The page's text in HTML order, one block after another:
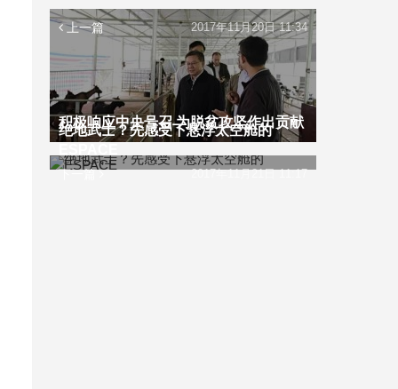
上一篇
积极响应中央号召 为脱贫攻坚作出贡献
2017年11月20日 11:34
下一篇
绝地武士？先感受下悬浮太空舱的
2017年11月21日 11:17